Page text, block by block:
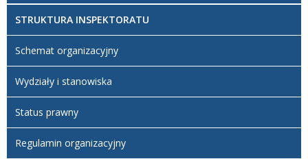
STRUKTURA INSPEKTORATU
Schemat organizacyjny
Wydziały i stanowiska
Status prawny
Regulamin organizacyjny